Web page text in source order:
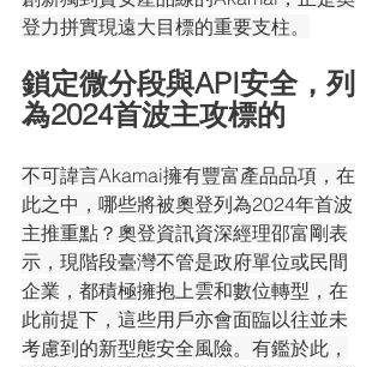
登力拼實現遠大目標的重要支柱。
鎖定微分段與API安全，列
為2024首波主攻標的
不可諱言Akamai擁有豐富產品品項，在
此之中，哪些將被奧登列為2024年首波
主推重點？奧登資訊資深經理邵富剛表
示，現階段臺灣不管是政府單位或民間
企業，都積極擁抱上雲和數位轉型，在
此前提下，這些用戶亦會面臨以往並未
考慮到的新型態安全風險。有鑑於此，